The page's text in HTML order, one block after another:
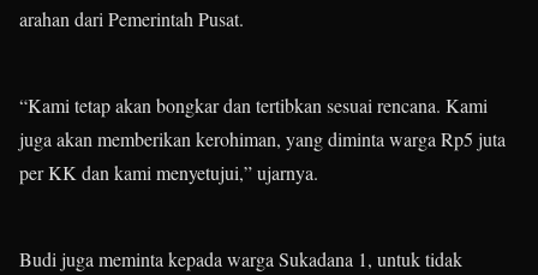
arahan dari Pemerintah Pusat.
“Kami tetap akan bongkar dan tertibkan sesuai rencana. Kami
juga akan memberikan kerohiman, yang diminta warga Rp5 juta
per KK dan kami menyetujui,” ujarnya.
Budi juga meminta kepada warga Sukadana 1, untuk tidak